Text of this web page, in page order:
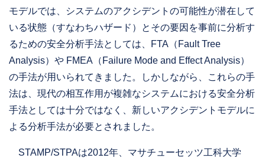
モデルでは、システムのアクシデントの可能性が潜在して
いる状態（すなわちハザード）とその要因を事前に分析す
るための安全分析手法としては、FTA（Fault Tree
Analysis）や FMEA（Failure Mode and Effect Analysis）
の手法が用いられてきました。しかしながら、これらの手
法は、現代の相互作用が複雑なシステムにおける安全分析
手法としては十分ではなく、新しいアクシデントモデルに
よる分析手法が必要とされました。
STAMP/STPAは2012年、マサチューセッツ工科大学